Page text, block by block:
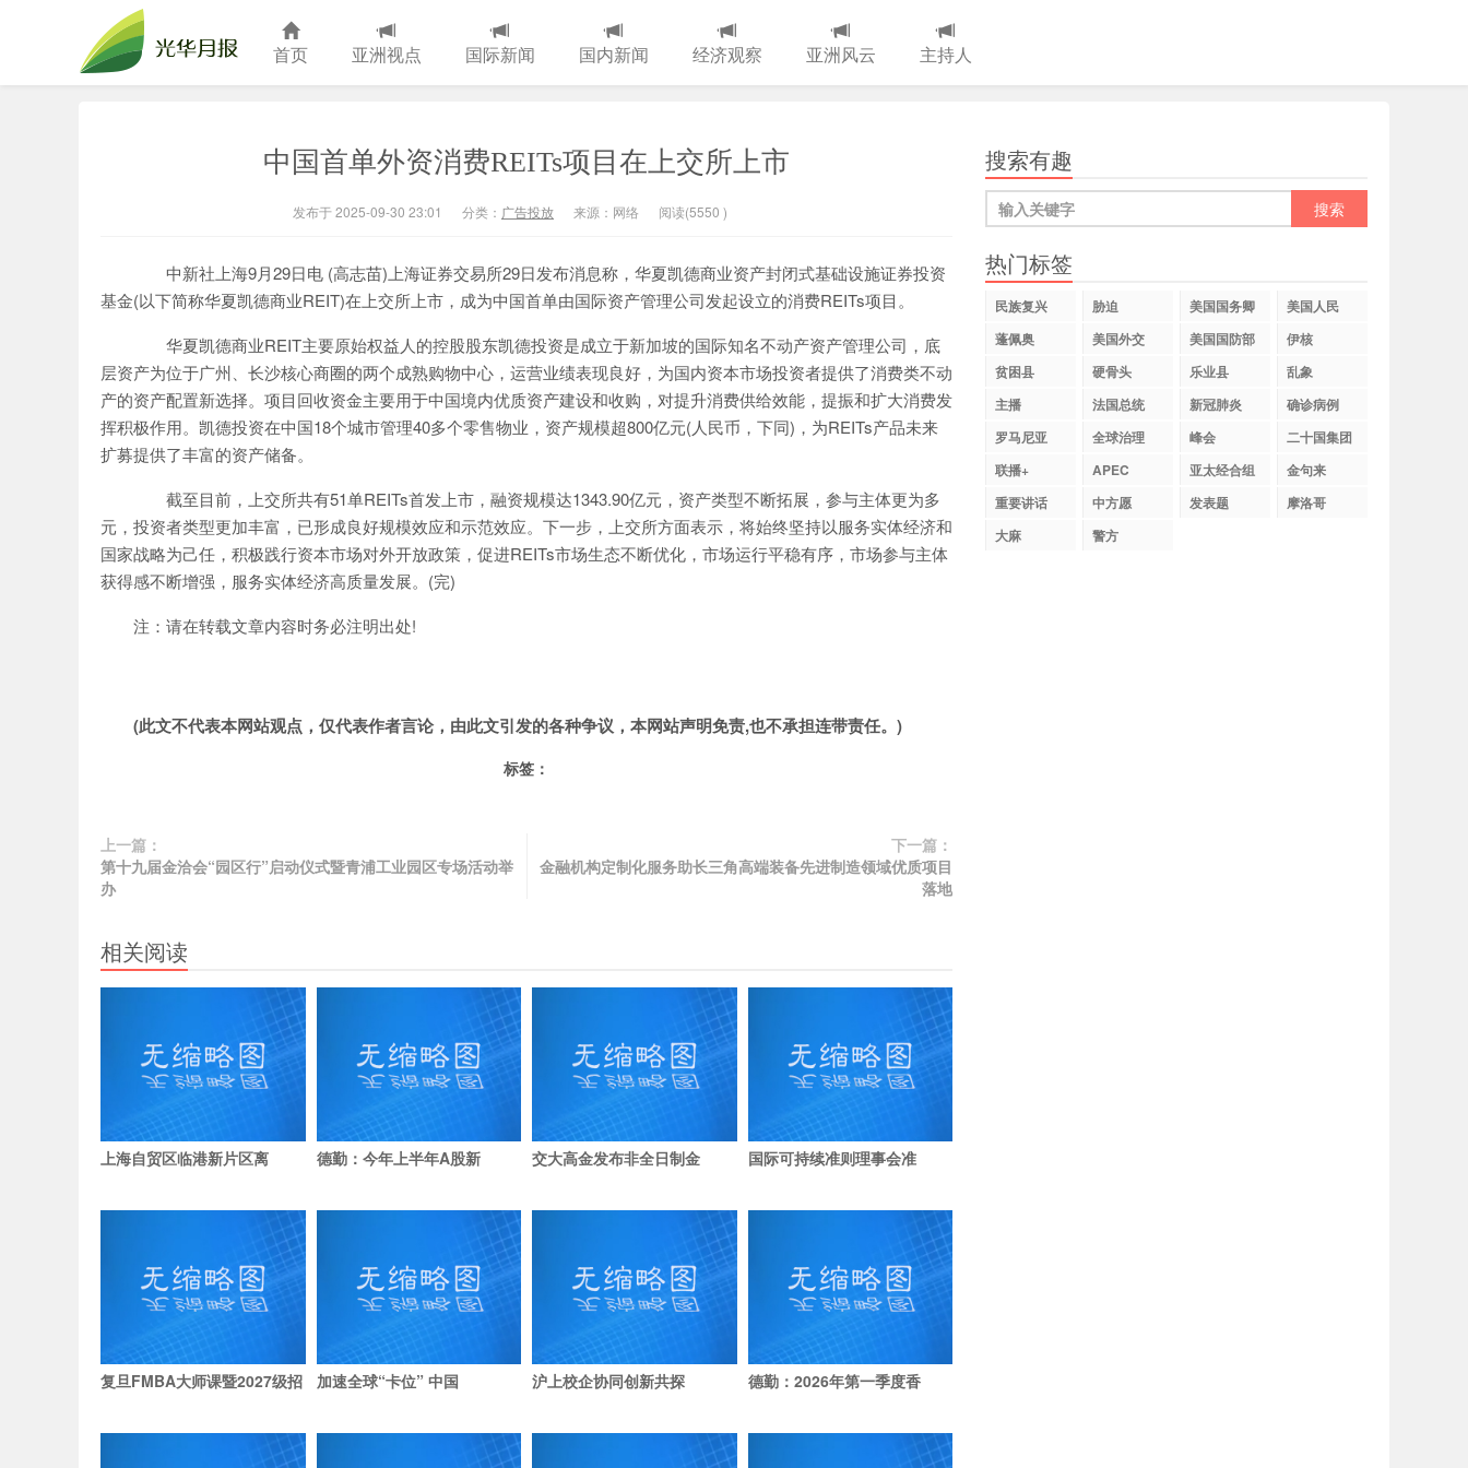
首页 亚洲视点 国际新闻 国内新闻 经济观察 亚洲风云 主持人
中国首单外资消费REITs项目在上交所上市
发布于 2025-09-30 23:01 分类： 广告投放 来源：网络 阅读(5550 )
中新社上海9月29日电 (高志苗)上海证券交易所29日发布消息称，华夏凯德商业资产封闭式基础设施证券投资
基金(以下简称华夏凯德商业REIT)在上交所上市，成为中国首单由国际资产管理公司发起设立的消费REITs项目。
华夏凯德商业REIT主要原始权益人的控股股东凯德投资是成立于新加坡的国际知名不动产资产管理公司，底
层资产为位于广州、长沙核心商圈的两个成熟购物中心，运营业绩表现良好，为国内资本市场投资者提供了消费类不动
产的资产配置新选择。项目回收资金主要用于中国境内优质资产建设和收购，对提升消费供给效能，提振和扩大消费发
挥积极作用。凯德投资在中国18个城市管理40多个零售物业，资产规模超800亿元(人民币，下同)，为REITs产品未来
扩募提供了丰富的资产储备。
截至目前，上交所共有51单REITs首发上市，融资规模达1343.90亿元，资产类型不断拓展，参与主体更为多
元，投资者类型更加丰富，已形成良好规模效应和示范效应。下一步，上交所方面表示，将始终坚持以服务实体经济和
国家战略为己任，积极践行资本市场对外开放政策，促进REITs市场生态不断优化，市场运行平稳有序，市场参与主体
获得感不断增强，服务实体经济高质量发展。(完)
注：请在转载文章内容时务必注明出处!
(此文不代表本网站观点，仅代表作者言论，由此文引发的各种争议，本网站声明免责,也不承担连带责任。)
标签：
上一篇：
第十九届金洽会“园区行”启动仪式暨青浦工业园区专场活动举
办
下一篇：
金融机构定制化服务助长三角高端装备先进制造领域优质项目
落地
相关阅读
上海自贸区临港新片区离 德勤：今年上半年A股新 交大高金发布非全日制金 国际可持续准则理事会准
复旦FMBA大师课暨2027级招 加速全球“卡位” 中国 沪上校企协同创新共探 德勤：2026年第一季度香
搜索有趣
热门标签
民族复兴 胁迫 美国国务卿
美国人民
蓬佩奥
美国外交 美国国防部
伊核
贫困县
硬骨头 乐业县
乱象
主播
法国总统 新冠肺炎
确诊病例
罗马尼亚
全球治理 峰会
二十国集团
联播+
APEC
亚太经合组
金句来
重要讲话
中方愿 发表题
摩洛哥
大麻
警方